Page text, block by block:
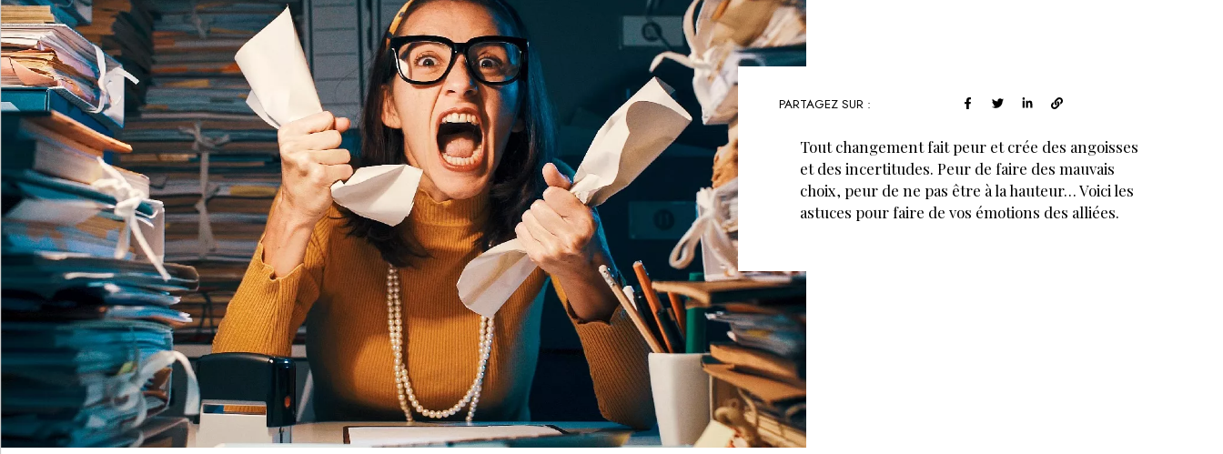
PARTAGEZ SUR :
Tout changement fait peur et crée des angoisses
et des incertitudes. Peur de faire des mauvais
choix, peur de ne pas être à la hauteur… Voici les
astuces pour faire de vos émotions des alliées.